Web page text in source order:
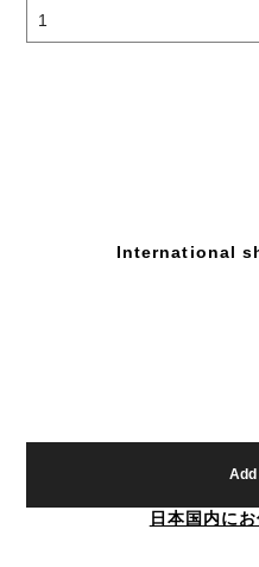
International
日本国内に